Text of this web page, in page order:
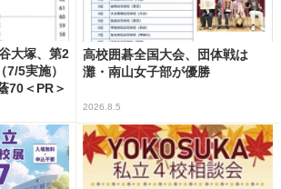
大塚、第2
5実施）
70＜PR＞
高校囲碁全国大会、団体戦は
灘・南山女子部が優勝
2026.8.5